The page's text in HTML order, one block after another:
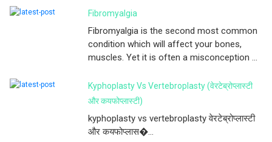
Fibromyalgia
Fibromyalgia is the second most common
condition which will affect your bones,
muscles. Yet it is often a misconception ...
Kyphoplasty Vs Vertebroplasty (वेरटेब्रोप्लास्टी
और कयफोप्लास्टी)
kyphoplasty vs vertebroplasty वेरटेब्रोप्लास्टी
और कयफोप्लास�...